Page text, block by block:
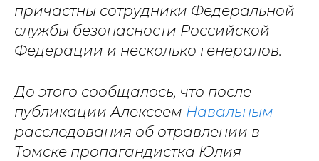
причастны сотрудники Федеральной
службы безопасности Российской
Федерации и несколько генералов.
До этого сообщалось, что после
публикации Алексеем Навальным
расследования об отравлении в
Томске пропагандистка Юлия